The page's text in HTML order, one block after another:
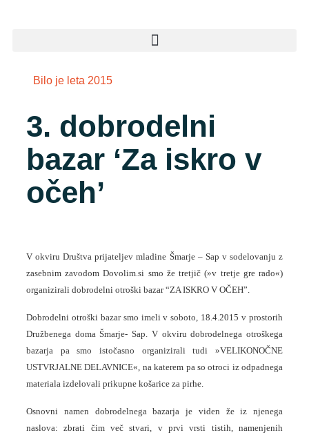
Bilo je leta 2015
3. dobrodelni
bazar ‘Za iskro v
očeh’
V okviru Društva prijateljev mladine Šmarje – Sap v sodelovanju z
zasebnim zavodom Dovolim.si smo že tretjič (»v tretje gre rado«)
organizirali dobrodelni otroški bazar “ZA ISKRO V OČEH”.
Dobrodelni otroški bazar smo imeli v soboto, 18.4.2015 v prostorih
Družbenega doma Šmarje- Sap. V okviru dobrodelnega otroškega
bazarja pa smo istočasno organizirali tudi »VELIKONOČNE
USTVRJALNE DELAVNICE«, na katerem pa so otroci iz odpadnega
materiala izdelovali prikupne košarice za pirhe.
Osnovni namen dobrodelnega bazarja je viden že iz njenega
naslova: zbrati čim več stvari, v prvi vrsti tistih, namenjenih